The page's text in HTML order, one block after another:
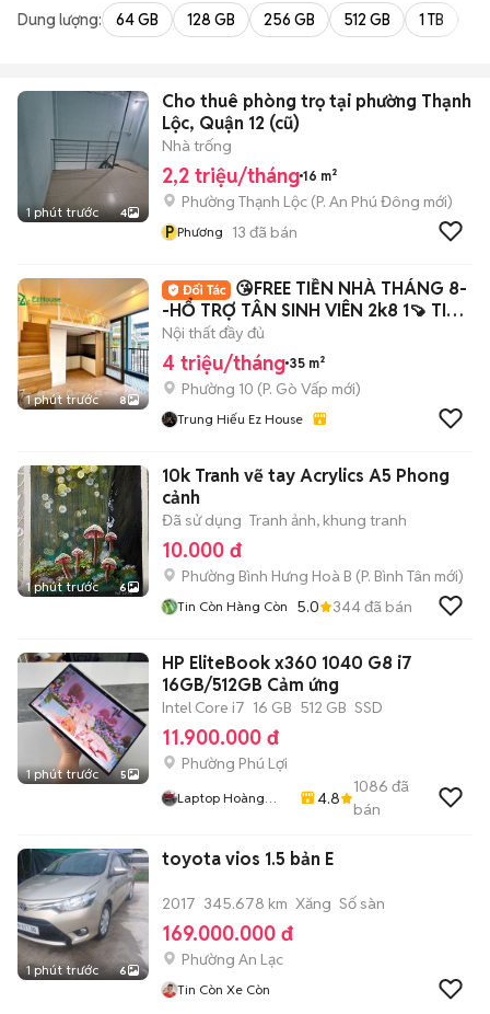
Dung lượng: 64 GB 128 GB 256 GB 512 GB 1 TB
1 phút trước 4
Cho thuê phòng trọ tại phường Thạnh
Lộc, Quận 12 (cũ)
Nhà trống
2,2 triệu/tháng 16 m²
Phường Thạnh Lộc (P. An Phú Đông mới)
P Phương 13 đã bán
1 phút trước 8
😘FREE TIỀN NHÀ THÁNG 8-
-HỔ TRỢ TÂN SINH VIÊN 2k8 1🍠 TIỀN
CỌC
Nội thất đầy đủ
4 triệu/tháng 35 m²
Phường 10 (P. Gò Vấp mới)
Trung Hiếu Ez House
1 phút trước 6
10k Tranh vẽ tay Acrylics A5 Phong
cảnh
Đã sử dụng Tranh ảnh, khung tranh
10.000 đ
Phường Bình Hưng Hoà B (P. Bình Tân mới)
Tin Còn Hàng Còn 5.0 344đã bán
1 phút trước 5
HP EliteBook x360 1040 G8 i7
16GB/512GB Cảm ứng
Intel Core i7 16 GB 512 GB SSD
11.900.000 đ
Phường Phú Lợi
Laptop Hoàng
4.8
1086 đã
bán
1 phút trước 6
toyota vios 1.5 bản E
2017 345.678 km Xăng Số sàn
169.000.000 đ
Phường An Lạc
Tin Còn Xe Còn